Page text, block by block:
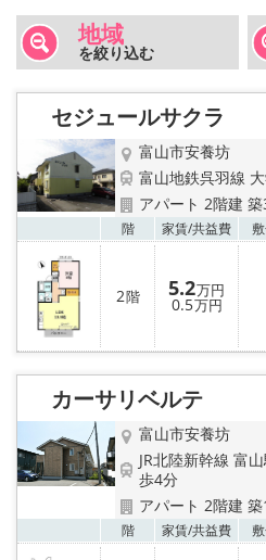
店舗情報·アクセス
メールでお問い合わせ
地域
を絞り込む
セジュールサクラ
富山市安養坊
富山地鉄呉羽線
アパート 2階建
階 家賃/共益費
2階 5.2万円
0.5万円
カーサリベルテ
富山市安養坊
JR北陸新幹線 富
歩4分
アパート 2階建
階 家賃/共益費